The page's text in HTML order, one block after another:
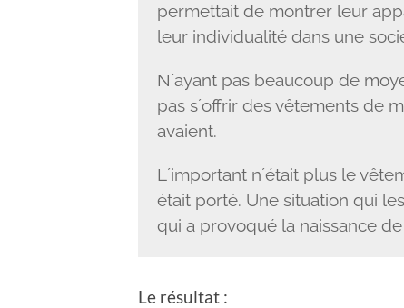
permettait de montrer leur
leur individualité dans une
Nʼayant pas beaucoup de
pas sʼoffrir des vêtements de
avaient.
Lʼimportant nʼétait plus le
était porté. Une situation qui
qui a provoqué la naissance
Le résultat :